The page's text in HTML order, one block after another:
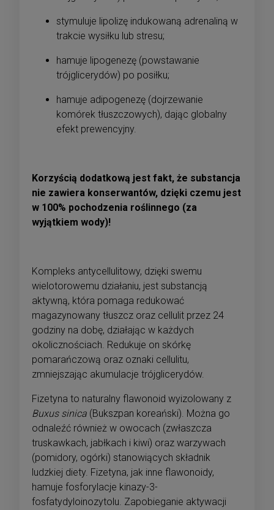
stymuluje lipolizę indukowaną adrenaliną w
trakcie wysiłku lub stresu;
hamuje lipogenezę (powstawanie
trójglicerydów) po posiłku;
hamuje adipogenezę (dojrzewanie
komórek tłuszczowych), dając globalny
efekt prewencyjny.
Korzyścią dodatkową jest fakt, że substancja
nie zawiera konserwantów, dzięki czemu jest
w 100% pochodzenia roślinnego (za
wyjątkiem wody)!
Kompleks antycellulitowy, dzięki swemu
wielotorowemu działaniu, jest substancją
aktywną, która pomaga redukować
magazynowany tłuszcz oraz cellulit przez 24
godziny na dobę, działając w każdych
okolicznościach. Redukuje on skórkę
pomarańczową oraz oznaki cellulitu,
zmniejszając akumulacje trójglicerydów.
Fizetyna to naturalny flawonoid wyizolowany z
Buxus sinica (Bukszpan koreański). Można go
odnaleźć również w owocach (zwłaszcza
truskawkach, jabłkach i kiwi) oraz warzywach
(pomidory, ogórki) stanowiących składnik
ludzkiej diety. Fizetyna, jak inne flawonoidy,
hamuje fosforylacje kinazy-3-
fosfatydyloinozytolu. Zapobieganie aktywacji